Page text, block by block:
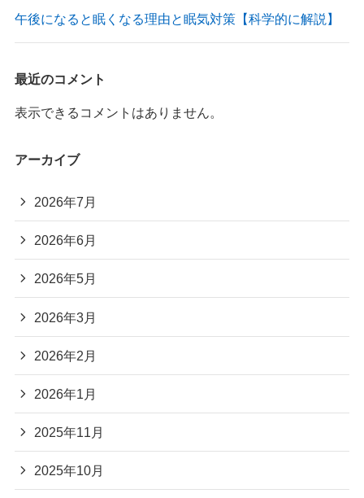
午後になると眠くなる理由と眠気対策【科学的に解説】
最近のコメント
表示できるコメントはありません。
アーカイブ
2026年7月
2026年6月
2026年5月
2026年3月
2026年2月
2026年1月
2025年11月
2025年10月